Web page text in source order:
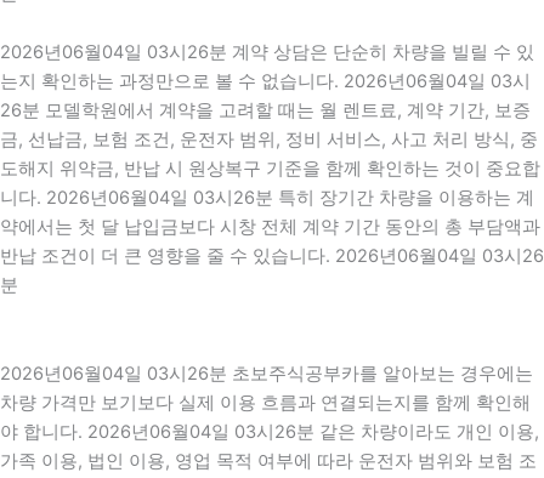
2026년06월04일 03시26분 계약 상담은 단순히 차량을 빌릴 수 있
는지 확인하는 과정만으로 볼 수 없습니다. 2026년06월04일 03시
26분 모델학원에서 계약을 고려할 때는 월 렌트료, 계약 기간, 보증
금, 선납금, 보험 조건, 운전자 범위, 정비 서비스, 사고 처리 방식, 중
도해지 위약금, 반납 시 원상복구 기준을 함께 확인하는 것이 중요합
니다. 2026년06월04일 03시26분 특히 장기간 차량을 이용하는 계
약에서는 첫 달 납입금보다 시창 전체 계약 기간 동안의 총 부담액과
반납 조건이 더 큰 영향을 줄 수 있습니다. 2026년06월04일 03시26
분
2026년06월04일 03시26분 초보주식공부카를 알아보는 경우에는
차량 가격만 보기보다 실제 이용 흐름과 연결되는지를 함께 확인해
야 합니다. 2026년06월04일 03시26분 같은 차량이라도 개인 이용,
가족 이용, 법인 이용, 영업 목적 여부에 따라 운전자 범위와 보험 조